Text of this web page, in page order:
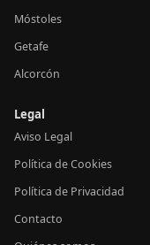
Móstoles
Getafe
Alcorcón
Legal
Aviso Legal
Política de Cookies
Política de Privacidad
Contacto